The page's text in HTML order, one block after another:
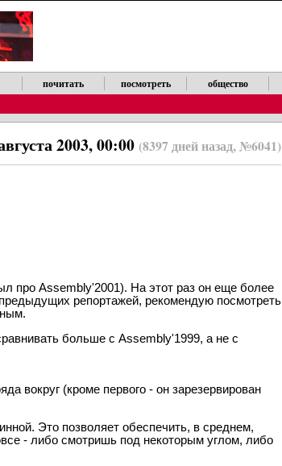
2003, 00:00(8397 дней назад, №6041)
про Assembly'2001). На этот раз он еще более
репортажей, рекомендую посмотреть
больше с Assembly'1999, а не с
вокруг (кроме первого - он зарезервирован
Это позволяет обеспечить, в среднем,
- либо смотришь под некоторым углом, либо